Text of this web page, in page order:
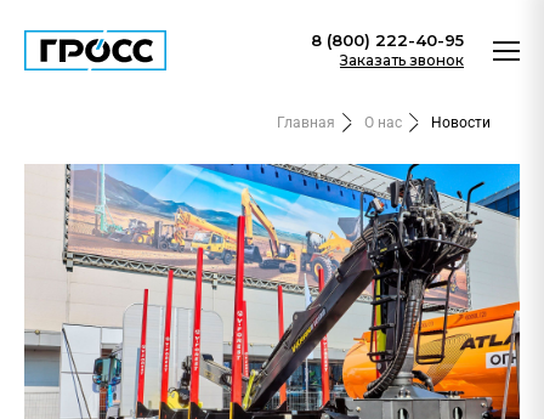
8 (800) 222-40-95
Заказать звонок
Главная О нас Новости